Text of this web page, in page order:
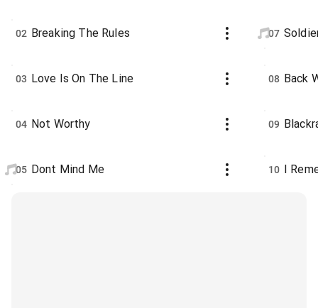
02 Breaking The Rules
03 Love Is On The Line
04 Not Worthy
05 Dont Mind Me
07
08 Back
09
10 I